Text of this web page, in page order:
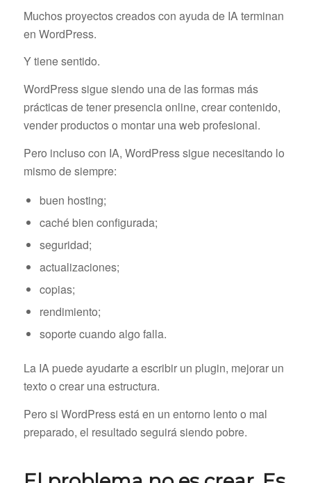
Muchos proyectos creados con ayuda de IA terminan
en WordPress.
Y tiene sentido.
WordPress sigue siendo una de las formas más
prácticas de tener presencia online, crear contenido,
vender productos o montar una web profesional.
Pero incluso con IA, WordPress sigue necesitando lo
mismo de siempre:
buen hosting;
caché bien configurada;
seguridad;
actualizaciones;
copias;
rendimiento;
soporte cuando algo falla.
La IA puede ayudarte a escribir un plugin, mejorar un
texto o crear una estructura.
Pero si WordPress está en un entorno lento o mal
preparado, el resultado seguirá siendo pobre.